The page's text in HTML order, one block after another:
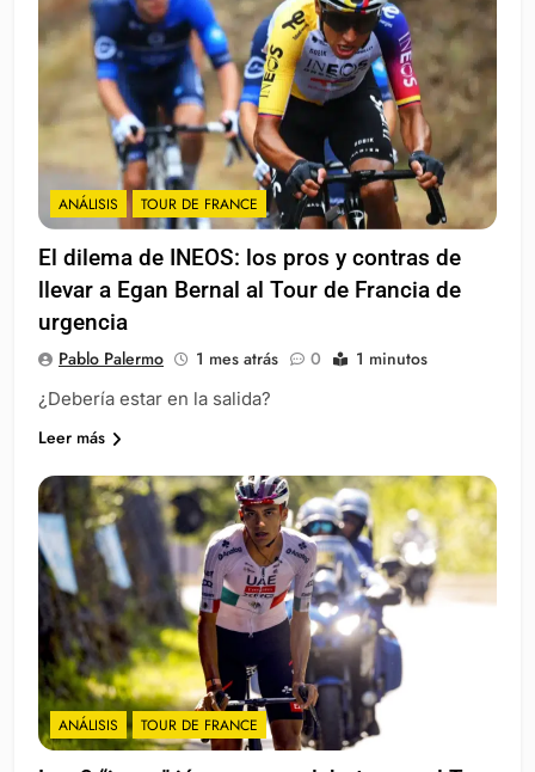
ANÁLISIS TOUR DE FRANCE
El dilema de INEOS: los pros y contras de
llevar a Egan Bernal al Tour de Francia de
urgencia
Pablo Palermo 1 mes atrás 0 1 minutos
¿Debería estar en la salida?
Leer más
ANÁLISIS TOUR DE FRANCE